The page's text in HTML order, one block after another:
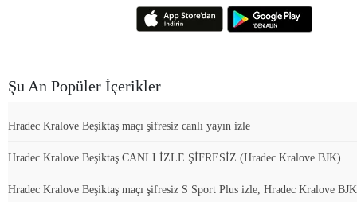
Şu An Popüler İçerikler
Hradec Kralove Beşiktaş maçı şifresiz canlı yayın izle
Hradec Kralove Beşiktaş CANLI İZLE ŞİFRESİZ (Hradec Kralove BJK)
Hradec Kralove Beşiktaş maçı şifresiz S Sport Plus izle, Hradec Kralove